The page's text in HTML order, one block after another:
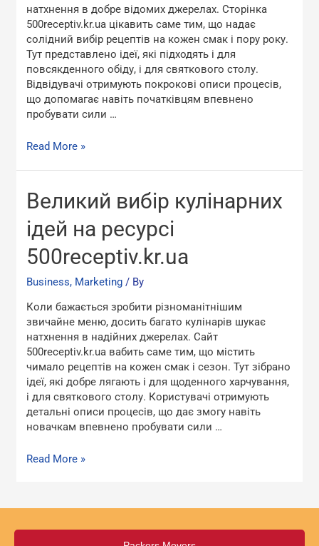
натхнення в добре відомих джерелах. Сторінка
500receptiv.kr.ua цікавить саме тим, що надає
солідний вибір рецептів на кожен смак і пору року.
Тут представлено ідеї, які підходять і для
повсякденного обіду, і для святкового столу.
Відвідувачі отримують покрокові описи процесів,
що допомагає навіть початківцям впевнено
пробувати сили …
Read More »
Великий вибір кулінарних
ідей на ресурсі
500receptiv.kr.ua
Business, Marketing / By
Коли бажається зробити різноманітнішим
звичайне меню, досить багато кулінарів шукає
натхнення в надійних джерелах. Сайт
500receptiv.kr.ua вабить саме тим, що містить
чимало рецептів на кожен смак і сезон. Тут зібрано
ідеї, які добре лягають і для щоденного харчування,
і для святкового столу. Користувачі отримують
детальні описи процесів, що дає змогу навіть
новачкам впевнено пробувати сили …
Великий
вибір
кулінарних
ідей
на
ресурсі
500receptiv.kr.ua
Read More »